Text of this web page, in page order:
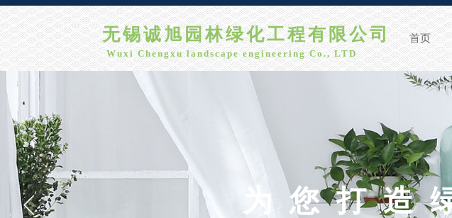
无锡诚旭园林绿化工程有限公司​​​
Wuxi Chengxu landscape engineering Co., LTD
首页
为您打造